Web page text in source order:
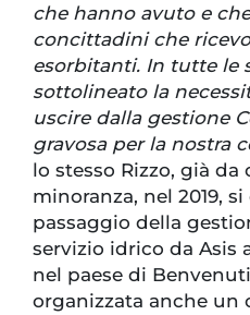
che hanno avuto e
concittadini che
esorbitanti. In tutte le
sottolineato la
uscire dalla gestione
gravosa per la nostra
lo stesso Rizzo, già da
minoranza, nel 2019,
passaggio della
servizio idrico da Asis
nel paese di
organizzata anche un